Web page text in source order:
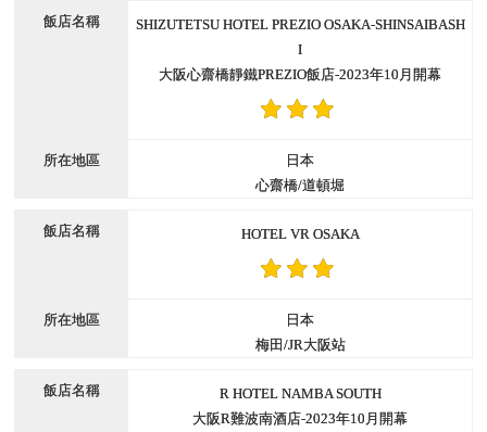
SHIZUTETSU HOTEL PREZIO OSAKA-SHINSAIBASH
I
大阪心齋橋靜鐵PREZIO飯店-2023年10月開幕
日本
心齋橋/道頓堀
HOTEL VR OSAKA
日本
梅田/JR大阪站
R HOTEL NAMBA SOUTH
大阪R難波南酒店-2023年10月開幕